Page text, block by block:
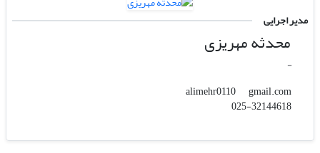
مدیر اجرایی
محدثه مهریزی
-
alimehr0110
gmail.com
025-32144618